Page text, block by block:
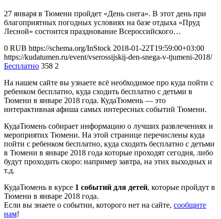
27 января в Тюмени пройдет «День снега». В этот день при
благоприятных погодных условиях на базе отдыха «Пруд
Лесной» состоится празднование Всероссийского…
0 RUB https://schema.org/InStock 2018-01-22T19:59:00+03:00
https://kudatumen.ru/event/vserossijskij-den-snega-v-tjumeni-2018/
Бесплатно 358 2
На нашем сайте вы узнаете всё необходимое про куда пойти с
ребенком бесплатно, куда сходить бесплатно с детьми в
Тюмени в январе 2018 года. КудаТюмень — это
интерактивная афиша самых интересных событий Тюмени.
КудаТюмень собирает информацию о лучших развлечениях и
мероприятих Тюмени. На этой странице перечислены куда
пойти с ребенком бесплатно, куда сходить бесплатно с детьми
в Тюмени в январе 2018 года которые проходят сегодня, либо
будут проходить скоро: например завтра, на этих выходных и
т.д.
КудаТюмень в курсе 1 событий для детей, которые пройдут в
Тюмени в январе 2018 года.
Если вы знаете о событии, которого нет на сайте, сообщите
нам!